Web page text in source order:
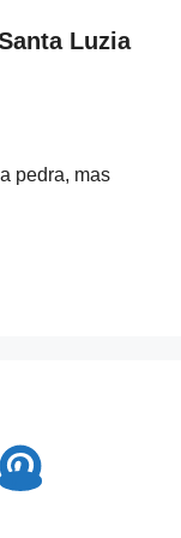
Luzia
pedra, mas